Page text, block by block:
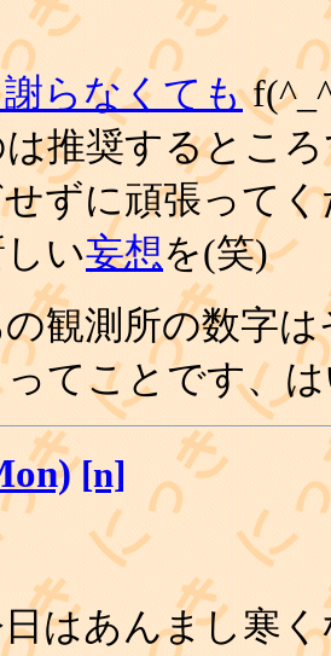
らなくても
は推奨するとこ
ずに頑張って
い妄想を(笑)
観測所の数字
てことです、
[n]
はあんまし寒